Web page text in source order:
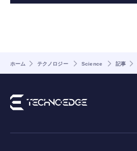
ホーム テクノロジー Science 記事